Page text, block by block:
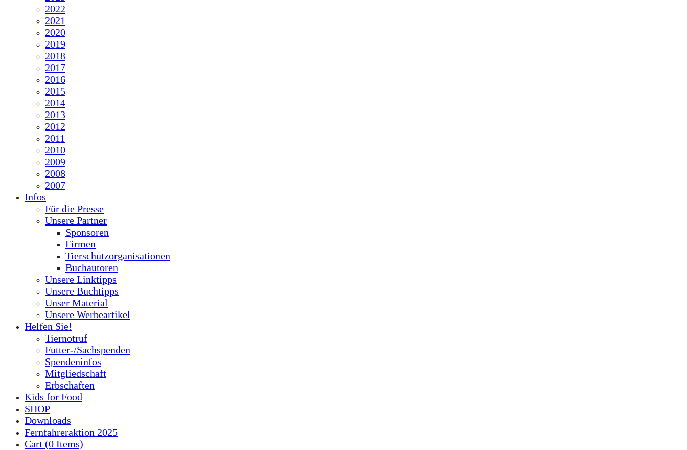
2022
2021
2020
2019
2018
2017
2016
2015
2014
2013
2012
2011
2010
2009
2008
2007
Infos
Für die Presse
Unsere Partner
Sponsoren
Firmen
Tierschutzorganisationen
Buchautoren
Unsere Linktipps
Unsere Buchtipps
Unser Material
Unsere Werbeartikel
Helfen Sie!
Tiernotruf
Futter-/Sachspenden
Spendeninfos
Mitgliedschaft
Erbschaften
Kids for Food
SHOP
Downloads
Fernfahreraktion 2025
Cart (0 Items)